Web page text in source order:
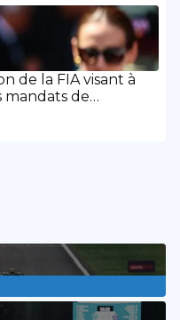
de la FIA visant à
mandats de